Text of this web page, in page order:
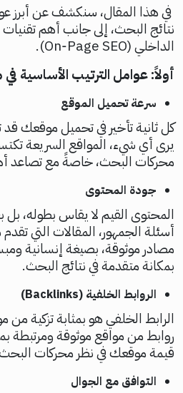
في هذا المقال، سنكشف عن أبرز
نتائج البحث، إلى جانب أهم
الداخلي (On‑Page SEO).
أولاً: عوامل الترتيب الأساسية
سرعة تحميل الموقع
كل ثانية تأخير في تحميل موقعك قد
يرى أي شيء، المواقع السريعة
محركات البحث، خاصةً مع تصاعد
جودة المحتوى
المحتوى القيم لا يقاس بطوله، بل
أسئلة الجمهور، المقالات التي
مصادر موثوقة، بصيغة إنسانية
بمكانة متقدمة في نتائج البحث.
الروابط الخلفية (Backlinks)
الرابط الخلفي هو بمثابة تزكية
روابط من مواقع موثوقة ومرتبطة
قيمة موقعك في نظر محركات
التوافق مع الجوال